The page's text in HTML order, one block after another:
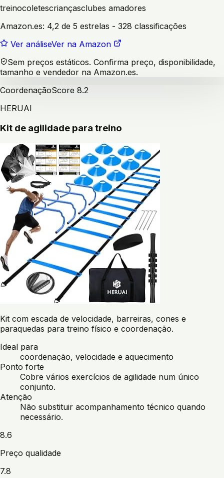
treinocoletescriançasclubes amadores
Amazon.es: 4,2 de 5 estrelas - 328 classificações
Ver análiseVer na Amazon
Sem preços estáticos. Confirma preço, disponibilidade,
tamanho e vendedor na Amazon.es.
CoordenaçãoScore 8.2
HERUAI
Kit de agilidade para treino
Kit com escada de velocidade, barreiras, cones e
paraquedas para treino físico e coordenação.
Ideal para
coordenação, velocidade e aquecimento
Ponto forte
Cobre vários exercícios de agilidade num único
conjunto.
Atenção
Não substituir acompanhamento técnico quando
necessário.
8.6
Preço qualidade
7.8